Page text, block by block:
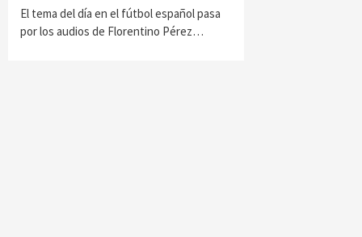
El tema del día en el fútbol español pasa
por los audios de Florentino Pérez…